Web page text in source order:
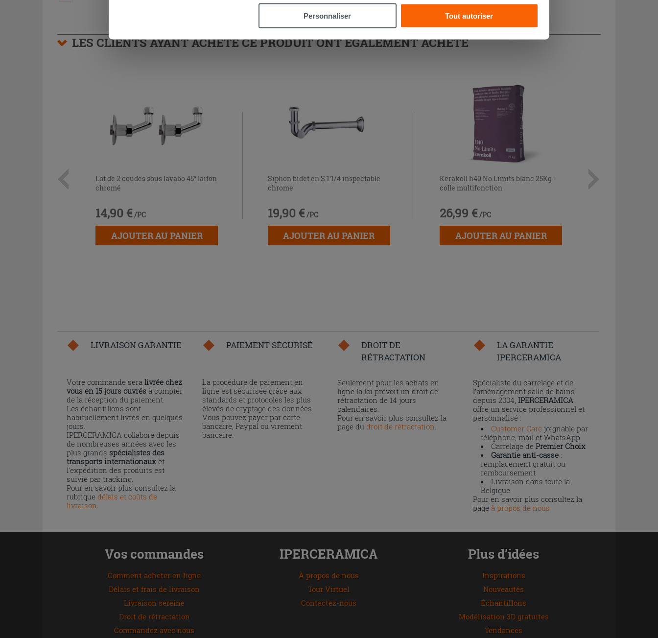
Personnaliser
Tout autoriser
LES CLIENTS AYANT ACHETÉ CE PRODUIT ONT ÉGALEMENT ACHETÉ
Lot de 2 coudes sous lavabo 45° laiton
chromé
14,90 € /PC
AJOUTER AU PANIER
Siphon bidet en S 1'1/4 inspectable
chrome
19,90 € /PC
AJOUTER AU PANIER
Kerakoll h40 No Limits blanc 25Kg -
colle multifonction
26,99 € /PC
AJOUTER AU PANIER
LIVRAISON GARANTIE
Votre commande sera livrée chez
vous en 15 jours ouvrés à compter
de la réception du paiement.
Les échantillons sont
habituellement livrés en quelques
jours.
IPERCERAMICA collabore depuis
de nombreuses années avec les
plus grands spécialistes des
transports internationaux et
l'expédition des produits est
suivie par tracking.
Pour en savoir plus consultez la
rubrique délais et coûts de
livraison
PAIEMENT SÉCURISÉ
La procédure de paiement en
ligne est sécurisée grâce aux
standards et protocoles les plus
élevés de cryptage des données.
Vous pouvez payer par carte
bancaire, Paypal ou virement
bancaire.
DROIT DE
RÉTRACTATION
Seulement pour les achats en
ligne la loi prévoit un droit de
rétractation de 14 jours
calendaires.
Pour en savoir plus consultez la
page dudroit de rétractation
LA GARANTIE
IPERCERAMICA
Spécialiste du carrelage et de
l’aménagement salle de bains
depuis 2004, IPERCERAMICA
offre un service professionnel et
personnalisé :
Customer Carejoignable par
téléphone, mail et WhatsApp
Carrelage de Premier Choix
Garantie anti-casse:
remplacement gratuit ou
remboursement
Livraison dans toute la
Belgique
Pour en savoir plus consultez la
page à propos de nous
Vos commandes
Comment acheter en ligne
Délais et frais de livraison
Livraison sereine
Droit de rétractation
Commandez avec nous
IPERCERAMICA
À propos de nous
Tour Virtuel
Contactez-nous
Plus d’idées
Inspirations
Nouveautés
Échantillons
Modélisation 3D gratuites
Tendances